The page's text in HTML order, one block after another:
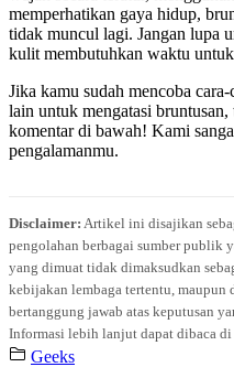
memperhatikan gaya hidup,
tidak muncul lagi. Jangan lupa
kulit membutuhkan waktu
Jika kamu sudah mencoba
lain untuk mengatasi
komentar di bawah! Kami
pengalamanmu.
Disclaimer: Artikel ini disajikan
pengolahan berbagai sumber publik
yang dimuat tidak dimaksudkan
kebijakan lembaga tertentu,
bertanggung jawab atas keputusan
Informasi lebih lanjut dapat dibaca di
Geeks